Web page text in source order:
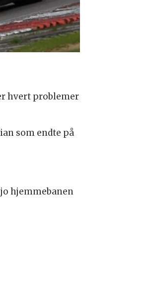
hvert problemer
som endte på
hjemmebanen